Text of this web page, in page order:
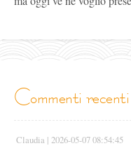
commenti recenti
Claudia | 2026-05-07 08:54:45